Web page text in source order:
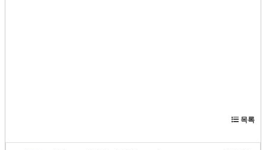
목록